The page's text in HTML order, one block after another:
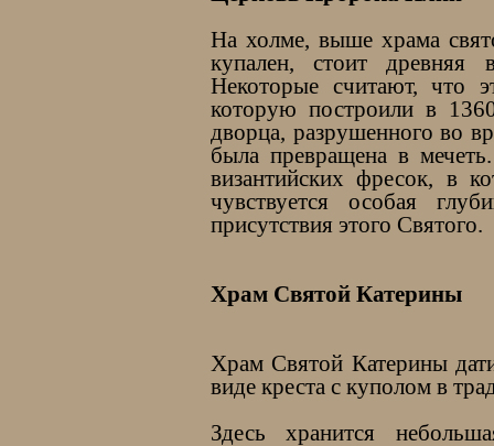
На холме, выше храма
купален, стоит древняя
Некоторые считают, что
которую построили в
дворца, разрушенного во
была превращена в
византийских фресок, в
чувствуется особая
присутствия этого Святого.
Храм Святой Катерины
Храм Святой Катерины
виде креста с куполом в
Здесь хранится